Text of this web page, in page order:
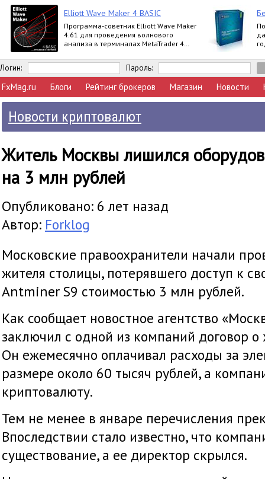
Elliott Wave Maker 4 BASIC
Программа-советник Elliott Wave Maker
4.61 для проведения волнового
анализа в терминалах MetaTrader 4
Extended
Логин: Пароль:
FxMag.ru Блоги Рейтинг брокеров Магазин Новости
Новости криптовалют
Житель Москвы лишился
на 3 млн рублей
Опубликовано: 6 лет назад
Автор: Forklog
Московские правоохранители начали
жителя столицы, потерявшего доступ к
Antminer S9 стоимостью 3 млн рублей.
Как сообщает новостное агентство
заключил с одной из компаний договор
Он ежемесячно оплачивал расходы за
размере около 60 тысяч рублей, а
криптовалюту.
Тем не менее в январе перечисления
Впоследствии стало известно, что
существование, а ее директор скрылся.